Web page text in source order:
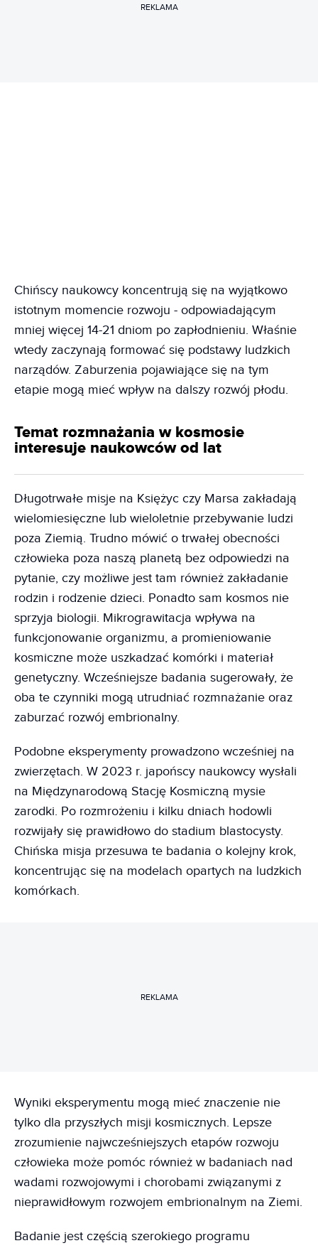
REKLAMA
Chińscy naukowcy koncentrują się na wyjątkowo
istotnym momencie rozwoju - odpowiadającym
mniej więcej 14-21 dniom po zapłodnieniu. Właśnie
wtedy zaczynają formować się podstawy ludzkich
narządów. Zaburzenia pojawiające się na tym
etapie mogą mieć wpływ na dalszy rozwój płodu.
Temat rozmnażania w kosmosie
interesuje naukowców od lat
Długotrwałe misje na Księżyc czy Marsa zakładają
wielomiesięczne lub wieloletnie przebywanie ludzi
poza Ziemią. Trudno mówić o trwałej obecności
człowieka poza naszą planetą bez odpowiedzi na
pytanie, czy możliwe jest tam również zakładanie
rodzin i rodzenie dzieci. Ponadto sam kosmos nie
sprzyja biologii. Mikrograwitacja wpływa na
funkcjonowanie organizmu, a promieniowanie
kosmiczne może uszkadzać komórki i materiał
genetyczny. Wcześniejsze badania sugerowały, że
oba te czynniki mogą utrudniać rozmnażanie oraz
zaburzać rozwój embrionalny.
Podobne eksperymenty prowadzono wcześniej na
zwierzętach. W 2023 r. japońscy naukowcy wysłali
na Międzynarodową Stację Kosmiczną mysie
zarodki. Po rozmrożeniu i kilku dniach hodowli
rozwijały się prawidłowo do stadium blastocysty.
Chińska misja przesuwa te badania o kolejny krok,
koncentrując się na modelach opartych na ludzkich
komórkach.
REKLAMA
Wyniki eksperymentu mogą mieć znaczenie nie
tylko dla przyszłych misji kosmicznych. Lepsze
zrozumienie najwcześniejszych etapów rozwoju
człowieka może pomóc również w badaniach nad
wadami rozwojowymi i chorobami związanymi z
nieprawidłowym rozwojem embrionalnym na Ziemi.
Badanie jest częścią szerokiego programu